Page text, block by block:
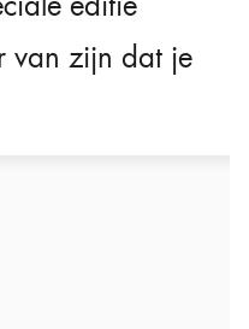
van zijn dat je